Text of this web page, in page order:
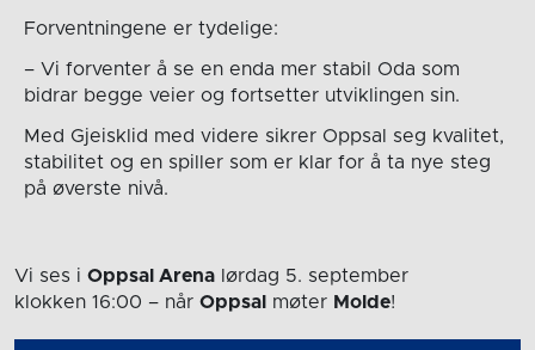
Forventningene er tydelige:
– Vi forventer å se en enda mer stabil Oda som
bidrar begge veier og fortsetter utviklingen sin.
Med Gjeisklid med videre sikrer Oppsal seg kvalitet,
stabilitet og en spiller som er klar for å ta nye steg
på øverste nivå.
Vi ses i Oppsal Arena lørdag 5. september
klokken 16:00 – når Oppsal møter Molde!